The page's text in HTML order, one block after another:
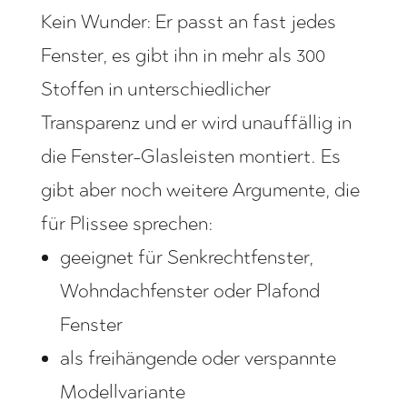
Kein Wunder: Er passt an fast jedes
Fenster, es gibt ihn in mehr als 300
Stoffen in unterschiedlicher
Transparenz und er wird unauffällig in
die Fenster-Glasleisten montiert. Es
gibt aber noch weitere Argumente, die
für Plissee sprechen:
geeignet für Senkrechtfenster,
Wohndachfenster oder Plafond
Fenster
als freihängende oder verspannte
Modellvariante